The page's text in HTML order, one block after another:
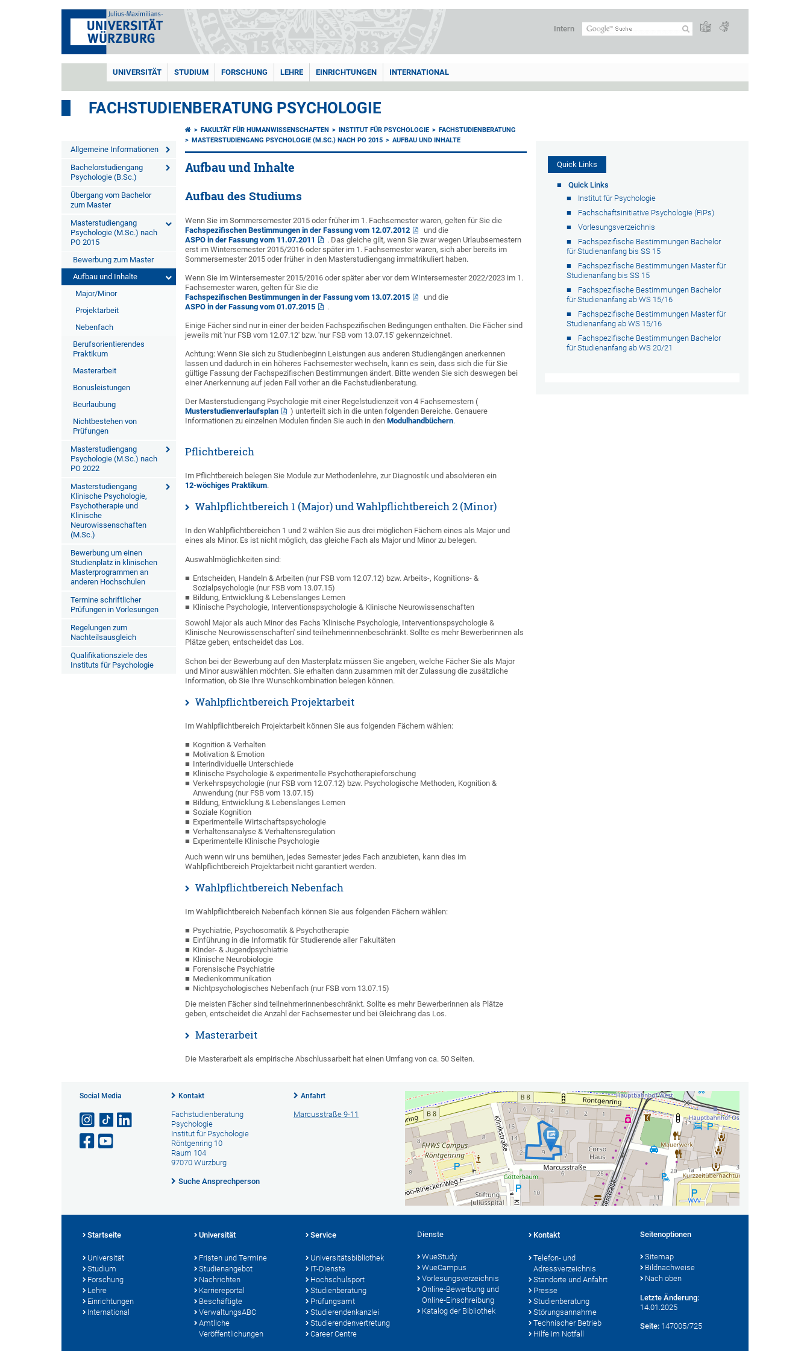
Intern
UNIVERSITÄT STUDIUM FORSCHUNG LEHRE EINRICHTUNGEN INTERNATIONAL
FACHSTUDIENBERATUNG PSYCHOLOGIE
Allgemeine Informationen
Bachelorstudiengang
Psychologie (B.Sc.)
Übergang vom Bachelor
zum Master
Masterstudiengang
Psychologie (M.Sc.) nach
PO 2015
Bewerbung zum Master
Aufbau und Inhalte
Major/Minor
Projektarbeit
Nebenfach
Berufsorientierendes
Praktikum
Masterarbeit
Bonusleistungen
Beurlaubung
Nichtbestehen von
Prüfungen
Masterstudiengang
Psychologie (M.Sc.) nach
PO 2022
Masterstudiengang
Klinische Psychologie,
Psychotherapie und
Klinische
Neurowissenschaften
(M.Sc.)
Bewerbung um einen
Studienplatz in klinischen
Masterprogrammen an
anderen Hochschulen
Termine schriftlicher
Prüfungen in Vorlesungen
Regelungen zum
Nachteilsausgleich
Qualifikationsziele des
Instituts für Psychologie
FAKULTÄT FÜR HUMANWISSENSCHAFTEN INSTITUT FÜR PSYCHOLOGIE
FACHSTUDIENBERATUNG
MASTERSTUDIENGANG PSYCHOLOGIE (M.SC.) NACH PO 2015
AUFBAU UND INHALTE
Aufbau und Inhalte
Aufbau des Studiums
Wenn Sie im Sommersemester 2015 oder früher im 1. Fachsemester waren, gelten für Sie die
Fachspezifischen Bestimmungen in der Fassung vom 12.07.2012
und die
ASPO in der Fassung vom 11.07.2011
. Das gleiche gilt, wenn Sie zwar wegen Urlaubsemestern
erst im Wintersemester 2015/2016 oder später im 1. Fachsemester waren, sich aber bereits im
Sommersemester 2015 oder früher in den Masterstudiengang immatrikuliert haben.
Wenn Sie im Wintersemester 2015/2016 oder später aber vor dem WIntersemester 2022/2023 im 1.
Fachsemester waren, gelten für Sie die
Fachspezifischen Bestimmungen in der Fassung vom 13.07.2015
und die
ASPO in der Fassung vom 01.07.2015
.
Einige Fächer sind nur in einer der beiden Fachspezifischen Bedingungen enthalten. Die Fächer sind
jeweils mit 'nur FSB vom 12.07.12' bzw. 'nur FSB vom 13.07.15' gekennzeichnet.
Achtung: Wenn Sie sich zu Studienbeginn Leistungen aus anderen Studiengängen anerkennen
lassen und dadurch in ein höheres Fachsemester wechseln, kann es sein, dass sich die für Sie
gültige Fassung der Fachspezifischen Bestimmungen ändert. Bitte wenden Sie sich deswegen bei
einer Anerkennung auf jeden Fall vorher an die Fachstudienberatung.
Der Masterstudiengang Psychologie mit einer Regelstudienzeit von 4 Fachsemestern (
Musterstudienverlaufsplan
) unterteilt sich in die unten folgenden Bereiche. Genauere
Informationen zu einzelnen Modulen finden Sie auch in denModulhandbüchern.
Pflichtbereich
Im Pflichtbereich belegen Sie Module zur Methodenlehre, zur Diagnostik und absolvieren ein
12-wöchiges Praktikum.
Wahlpflichtbereich 1 (Major) und Wahlpflichtbereich 2 (Minor)
In den Wahlpflichtbereichen 1 und 2 wählen Sie aus drei möglichen Fächern eines als Major und
eines als Minor. Es ist nicht möglich, das gleiche Fach als Major und Minor zu belegen.
Auswahlmöglichkeiten sind:
Entscheiden, Handeln & Arbeiten (nur FSB vom 12.07.12) bzw. Arbeits-, Kognitions- &
Sozialpsychologie (nur FSB vom 13.07.15)
Bildung, Entwicklung & Lebenslanges Lernen
Klinische Psychologie, Interventionspsychologie & Klinische Neurowissenschaften
Sowohl Major als auch Minor des Fachs 'Klinische Psychologie, Interventionspsychologie &
Klinische Neurowissenschaften' sind teilnehmerinnenbeschränkt. Sollte es mehr Bewerberinnen als
Plätze geben, entscheidet das Los.
Schon bei der Bewerbung auf den Masterplatz müssen Sie angeben, welche Fächer Sie als Major
und Minor auswählen möchten. Sie erhalten dann zusammen mit der Zulassung die zusätzliche
Information, ob Sie Ihre Wunschkombination belegen können.
Wahlpflichtbereich Projektarbeit
Im Wahlpflichtbereich Projektarbeit können Sie aus folgenden Fächern wählen:
Kognition & Verhalten
Motivation & Emotion
Interindividuelle Unterschiede
Klinische Psychologie & experimentelle Psychotherapieforschung
Verkehrspsychologie (nur FSB vom 12.07.12) bzw. Psychologische Methoden, Kognition &
Anwendung (nur FSB vom 13.07.15)
Bildung, Entwicklung & Lebenslanges Lernen
Soziale Kognition
Experimentelle Wirtschaftspsychologie
Verhaltensanalyse & Verhaltensregulation
Experimentelle Klinische Psychologie
Auch wenn wir uns bemühen, jedes Semester jedes Fach anzubieten, kann dies im
Wahlpflichtbereich Projektarbeit nicht garantiert werden.
Wahlpflichtbereich Nebenfach
Im Wahlpflichtbereich Nebenfach können Sie aus folgenden Fächern wählen:
Psychiatrie, Psychosomatik & Psychotherapie
Einführung in die Informatik für Studierende aller Fakultäten
Kinder- & Jugendpsychiatrie
Klinische Neurobiologie
Forensische Psychiatrie
Medienkommunikation
Nichtpsychologisches Nebenfach (nur FSB vom 13.07.15)
Die meisten Fächer sind teilnehmerinnenbeschränkt. Sollte es mehr Bewerberinnen als Plätze
geben, entscheidet die Anzahl der Fachsemester und bei Gleichrang das Los.
Masterarbeit
Die Masterarbeit als empirische Abschlussarbeit hat einen Umfang von ca. 50 Seiten.
Quick Links
Quick Links
Institut für Psychologie
Fachschaftsinitiative Psychologie (FiPs)
Vorlesungsverzeichnis
Fachspezifische Bestimmungen Bachelor
für Studienanfang bis SS 15
Fachspezifische Bestimmungen Master für
Studienanfang bis SS 15
Fachspezifische Bestimmungen Bachelor
für Studienanfang ab WS 15/16
Fachspezifische Bestimmungen Master für
Studienanfang ab WS 15/16
Fachspezifische Bestimmungen Bachelor
für Studienanfang ab WS 20/21
Social Media Kontakt
Fachstudienberatung
Psychologie
Institut für Psychologie
Röntgenring 10
Raum 104
97070 Würzburg
Suche Ansprechperson
Anfahrt
Marcusstraße 9-11
Startseite
Universität
Studium
Forschung
Lehre
Einrichtungen
International
Universität
Fristen und Termine
Studienangebot
Nachrichten
Karriereportal
Beschäftigte
VerwaltungsABC
Amtliche
Veröffentlichungen
Service
Universitätsbibliothek
IT-Dienste
Hochschulsport
Studienberatung
Prüfungsamt
Studierendenkanzlei
Studierendenvertretung
Career Centre
Dienste
WueStudy
WueCampus
Vorlesungsverzeichnis
Online-Bewerbung und
Online-Einschreibung
Katalog der Bibliothek
Kontakt
Telefon- und
Adressverzeichnis
Standorte und Anfahrt
Presse
Studienberatung
Störungsannahme
Technischer Betrieb
Hilfe im Notfall
Seitenoptionen
Sitemap
Bildnachweise
Nach oben
Letzte Änderung:
14.01.2025
Seite: 147005/725